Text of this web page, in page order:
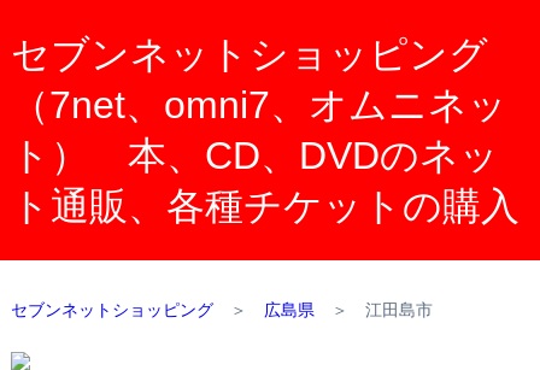
セブンネットショッピング
（7net、omni7、オムニネッ
ト） 本、CD、DVDのネッ
ト通販、各種チケットの購入
セブンネットショッピング＞ 広島県 ＞ 江田島市